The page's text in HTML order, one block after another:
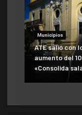
Municipios
ATE salió con
aumento del
«Consolida